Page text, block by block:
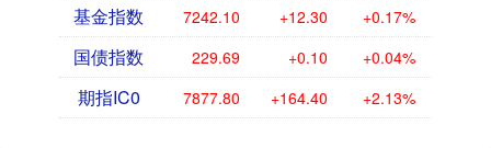
基金指数 7242.10 +12.30 +0.17%
国债指数 229.69 +0.10 +0.04%
期指IC0 7877.80 +164.40 +2.13%